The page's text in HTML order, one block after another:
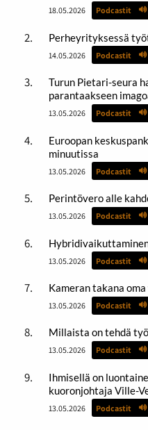
18.05.2026 Podcastit
Perheyrityksessä
14.05.2026 Podcastit
Turun Pietari-seura
parantaakseen
13.05.2026 Podcastit
Euroopan
minuutissa
13.05.2026 Podcastit
Perintövero alle
13.05.2026 Podcastit
13.05.2026 Podcastit
Kameran takana
13.05.2026 Podcastit
Millaista on tehdä
13.05.2026 Podcastit
Ihmisellä on
kuoronjohtaja Ville-
13.05.2026 Podcastit